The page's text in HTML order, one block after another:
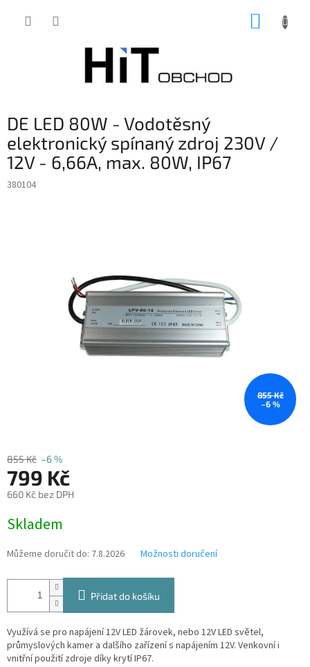
DE LED 80W - Vodotěsný
elektronický spínaný zdroj 230V /
12V - 6,66A, max. 80W, IP67
380104
855 Kč
–6 %
855 Kč –6 %
799 Kč
660 Kč bez DPH
cena:
Skladem
Můžeme doručit do: 7.8.2026 Možnosti doručení
Přidat do košíku
Využívá se pro napájení 12V LED žárovek, nebo 12V LED světel,
průmyslových kamer a dalšího zařízení s napájením 12V. Venkovní i
vnitřní použití zdroje díky krytí IP67.